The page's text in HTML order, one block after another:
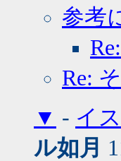
参考
Re:
▼ - イ
ル如月